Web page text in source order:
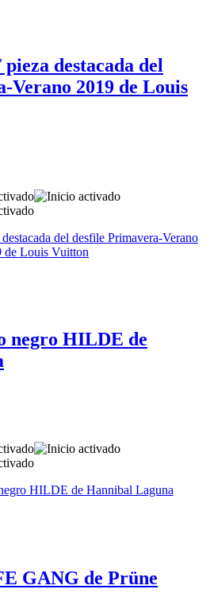
destacada del
Verano 2019 de Louis
negro HILDE de
GANG de Prüne